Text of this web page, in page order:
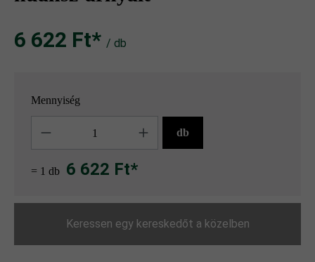
6 622 Ft‎‎‎* / db
Mennyiség
db
= 1 db 6 622 Ft*
Keressen egy kereskedőt a közelben